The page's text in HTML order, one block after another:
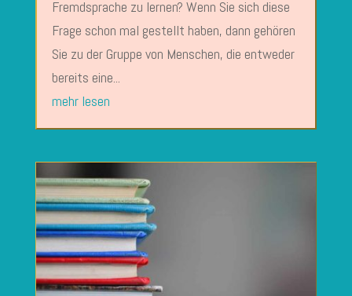
Fremdsprache zu lernen? Wenn Sie sich diese
Frage schon mal gestellt haben, dann gehören
Sie zu der Gruppe von Menschen, die entweder
bereits eine...
mehr lesen